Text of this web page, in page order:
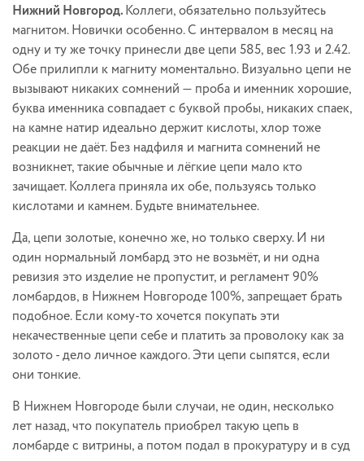
Нижний Новгород.Коллеги, обязательно пользуйтесь
магнитом. Новички особенно. С интервалом в месяц на
одну и ту же точку принесли две цепи 585, вес 1.93 и 2.42.
Обе прилипли к магниту моментально. Визуально цепи не
вызывают никаких сомнений — проба и именник хорошие,
буква именника совпадает с буквой пробы, никаких спаек,
на камне натир идеально держит кислоты, хлор тоже
реакции не даёт. Без надфиля и магнита сомнений не
возникнет, такие обычные и лёгкие цепи мало кто
зачищает. Коллега приняла их обе, пользуясь только
кислотами и камнем. Будьте внимательнее.
Да, цепи золотые, конечно же, но только сверху. И ни
один нормальный ломбард это не возьмёт, и ни одна
ревизия это изделие не пропустит, и регламент 90%
ломбардов, в Нижнем Новгороде 100%, запрещает брать
подобное. Если кому-то хочется покупать эти
некачественные цепи себе и платить за проволоку как за
золото - дело личное каждого. Эти цепи сыпятся, если
они тонкие.
В Нижнем Новгороде были случаи, не один, несколько
лет назад, что покупатель приобрел такую цепь в
ломбарде с витрины, а потом подал в прокуратуру и в суд